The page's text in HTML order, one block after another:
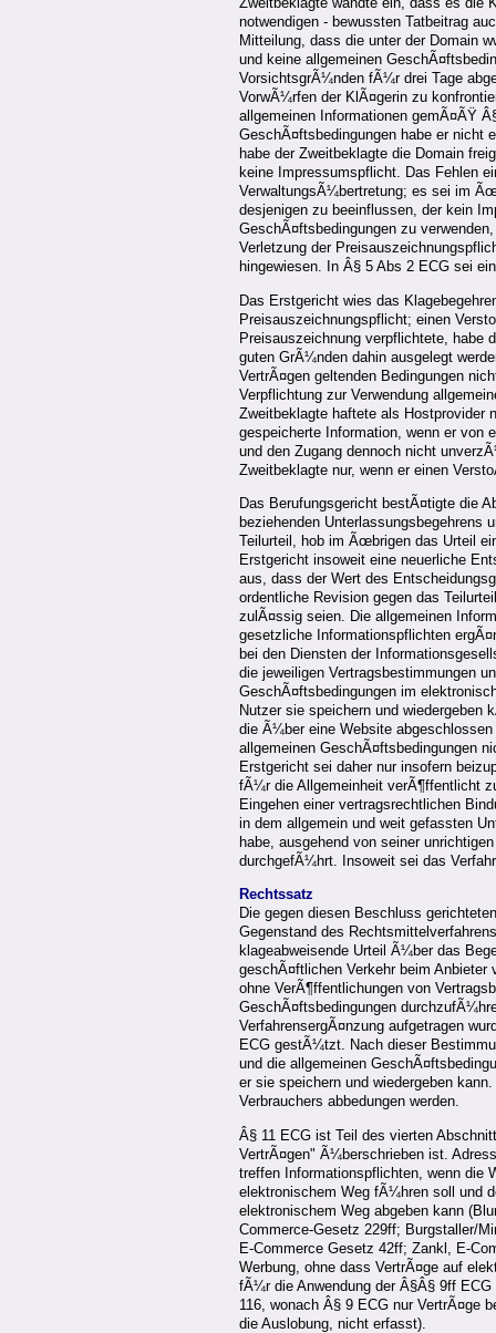
notwendigen - bewussten Tatbeitrag
Mitteilung, dass die unter der Domain
und keine allgemeinen
VorsichtsgrÃ¼nden fÃ¼r drei Tage
VorwÃ¼rfen der KlÃ¤gerin zu
allgemeinen Informationen gemÃ¤ÃŸ
GeschÃ¤ftsbedingungen habe er nicht
habe der Zweitbeklagte die Domain
keine Impressumspflicht. Das Fehlen
VerwaltungsÃ¼bertretung; es sei im
desjenigen zu beeinflussen, der kein
GeschÃ¤ftsbedingungen zu
Verletzung der
hingewiesen. In Â§ 5 Abs 2 ECG sei
Das Erstgericht wies das
Preisauszeichnungspflicht; einen
Preisauszeichnung verpflichtete, habe
guten GrÃ¼nden dahin ausgelegt
VertrÃ¤gen geltenden Bedingungen
Verpflichtung zur Verwendung
Zweitbeklagte haftete als Hostprovider
gespeicherte Information, wenn er von
und den Zugang dennoch nicht
Zweitbeklagte nur, wenn er einen
Das Berufungsgericht bestÃ¤tigte die
beziehenden Unterlassungsbegehrens
Teilurteil, hob im Ãœbrigen das Urteil
Erstgericht insoweit eine neuerliche
aus, dass der Wert des
ordentliche Revision gegen das
zulÃ¤ssig seien. Die allgemeinen
gesetzliche Informationspflichten
bei den Diensten der
die jeweiligen Vertragsbestimmungen
GeschÃ¤ftsbedingungen im
Nutzer sie speichern und
die Ã¼ber eine Website
allgemeinen GeschÃ¤ftsbedingungen
Erstgericht sei daher nur insofern
fÃ¼r die Allgemeinheit verÃ¶ffentlicht
Eingehen einer vertragsrechtlichen
in dem allgemein und weit gefassten
habe, ausgehend von seiner
durchgefÃ¼hrt. Insoweit sei das
Rechtssatz
Die gegen diesen Beschluss
Gegenstand des
klageabweisende Urteil Ã¼ber das
geschÃ¤ftlichen Verkehr beim
ohne VerÃ¶ffentlichungen von
GeschÃ¤ftsbedingungen
VerfahrensergÃ¤nzung aufgetragen
ECG gestÃ¼tzt. Nach dieser
und die allgemeinen
er sie speichern und wiedergeben
Verbrauchers abbedungen werden.
Â§ 11 ECG ist Teil des vierten
VertrÃ¤gen" Ã¼berschrieben ist.
treffen Informationspflichten, wenn die
elektronischem Weg fÃ¼hren soll und
elektronischem Weg abgeben kann
Commerce-Gesetz 229ff; Burgstaller/
E-Commerce Gesetz 42ff; Zankl, E-
Werbung, ohne dass VertrÃ¤ge auf
fÃ¼r die Anwendung der Â§Â§ 9ff
116, wonach Â§ 9 ECG nur VertrÃ¤ge
die Auslobung, nicht erfasst).